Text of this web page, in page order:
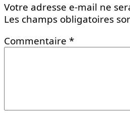
Votre adresse e-mail ne
Les champs obligatoires
Commentaire *